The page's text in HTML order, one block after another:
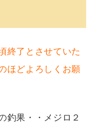
終了とさせていた
ほどよろしくお願
釣果・・メジロ２